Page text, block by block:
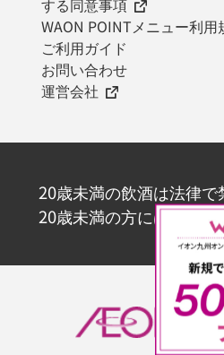
する同意事項
WAON POINTメニュー利用
ご利用ガイド
お問い合わせ
運営会社
20歳未満の飲酒は法律で
20歳未満の方にはお酒